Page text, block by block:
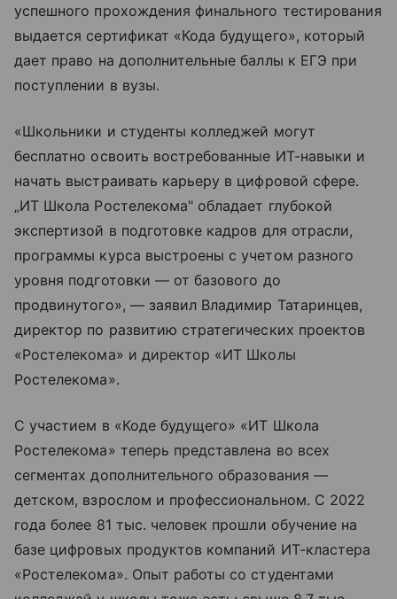
успешного прохождения финального тестирования
выдается сертификат «Кода будущего», который
дает право на дополнительные баллы к ЕГЭ при
поступлении в вузы.
«Школьники и студенты колледжей могут
бесплатно освоить востребованные ИТ-навыки и
начать выстраивать карьеру в цифровой сфере.
„ИТ Школа Ростелекома" обладает глубокой
экспертизой в подготовке кадров для отрасли,
программы курса выстроены с учетом разного
уровня подготовки — от базового до
продвинутого», — заявил Владимир Татаринцев,
директор по развитию стратегических проектов
«Ростелекома» и директор «ИТ Школы
Ростелекома».
С участием в «Коде будущего» «ИТ Школа
Ростелекома» теперь представлена во всех
сегментах дополнительного образования —
детском, взрослом и профессиональном. С 2022
года более 81 тыс. человек прошли обучение на
базе цифровых продуктов компаний ИТ-кластера
«Ростелекома». Опыт работы со студентами